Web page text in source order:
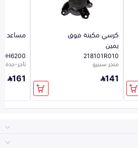
كرسي مكينة فوق
يمين
218101R010
متجر سبيرو
141
مساعد
تاجر-جدة-923
161